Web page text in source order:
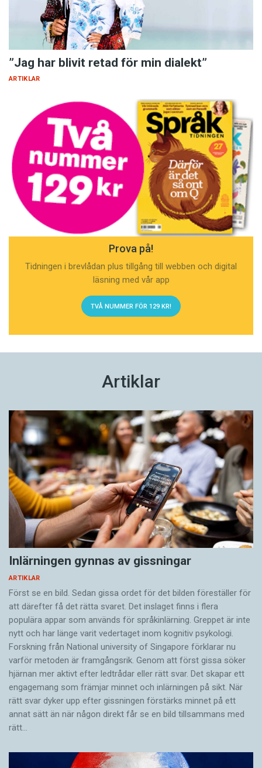
”Jag har blivit retad för min dialekt”
ARTIKLAR
Prova på!
Tidningen i brevlådan plus tillgång till webben och digital
läsning med vår app
TVÅ NUMMER FÖR 129 KR!
Artiklar
Inlärningen gynnas av gissningar
ARTIKLAR
Först se en bild. Sedan gissa ordet för det bilden föreställer för
att därefter få det rätta svaret. Det inslaget finns i flera
populära appar som används för språkinlärning. Greppet är inte
nytt och har länge varit vedertaget inom kognitiv psykologi.
Forskning från National university of Singa­pore förklarar nu
varför metoden är framgångsrik. Genom att först gissa ­söker
hjärnan mer aktivt ­efter ledtrådar eller rätt svar. Det skapar ett
engagemang som främjar minnet och inlärningen på sikt. När
rätt svar dyker upp efter gissningen förstärks minnet på ett
annat sätt än när någon direkt får se en bild tillsammans med
rätt…